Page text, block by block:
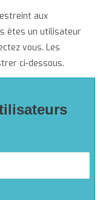
aux
êtes un utilisateur
vous. Les
ci-dessous.